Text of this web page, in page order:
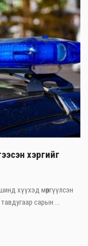
хэргийг
хүүхэд мөргүүлсэн
сарын ...